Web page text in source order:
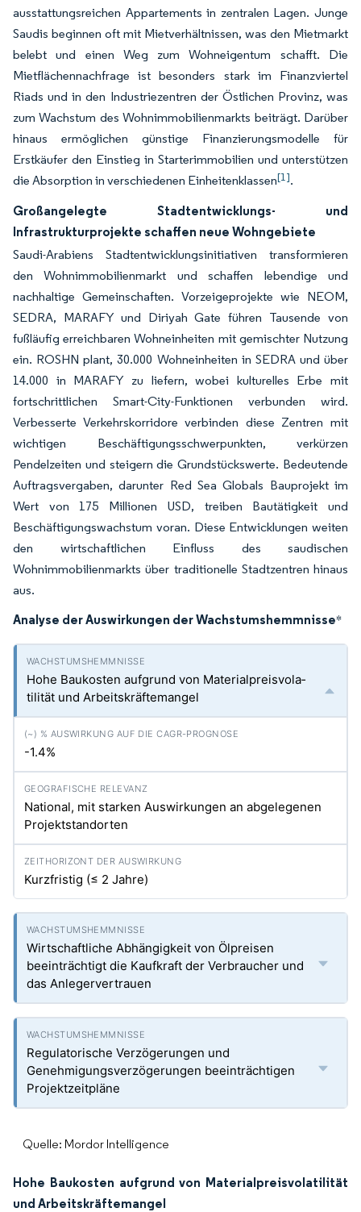
ausstattungsreichen Appartements in zentralen Lagen. Junge
Saudis beginnen oft mit Mietverhältnissen, was den Mietmarkt
belebt und einen Weg zum Wohneigentum schafft. Die
Mietflächennachfrage ist besonders stark im Finanzviertel
Riads und in den Industriezentren der Östlichen Provinz, was
zum Wachstum des Wohnimmobilienmarkts beiträgt. Darüber
hinaus ermöglichen günstige Finanzierungsmodelle für
Erstkäufer den Einstieg in Starterimmobilien und unterstützen
die Absorption in verschiedenen Einheitenklassen[1].
Großangelegte Stadtentwicklungs- und
Infrastrukturprojekte schaffen neue Wohngebiete
Saudi-Arabiens Stadtentwicklungsinitiativen transformieren
den Wohnimmobilienmarkt und schaffen lebendige und
nachhaltige Gemeinschaften. Vorzeigeprojekte wie NEOM,
SEDRA, MARAFY und Diriyah Gate führen Tausende von
fußläufig erreichbaren Wohneinheiten mit gemischter Nutzung
ein. ROSHN plant, 30.000 Wohneinheiten in SEDRA und über
14.000 in MARAFY zu liefern, wobei kulturelles Erbe mit
fortschrittlichen Smart-City-Funktionen verbunden wird.
Verbesserte Verkehrskorridore verbinden diese Zentren mit
wichtigen Beschäftigungsschwerpunkten, verkürzen
Pendelzeiten und steigern die Grundstückswerte. Bedeutende
Auftragsvergaben, darunter Red Sea Globals Bauprojekt im
Wert von 175 Millionen USD, treiben Bautätigkeit und
Beschäftigungswachstum voran. Diese Entwicklungen weiten
den wirtschaftlichen Einfluss des saudischen
Wohnimmobilienmarkts über traditionelle Stadtzentren hinaus
aus.
Analyse der Auswirkungen der Wachstumshemmnisse*
Hohe Baukosten aufgrund von Materialpreisvola­
tilität und Arbeitskräftemangel
-1.4%
National, mit starken Auswirkungen an abgelegenen
Projektstandorten
Kurzfristig (≤ 2 Jahre)
Wirtschaftliche Abhängigkeit von Ölpreisen
beeinträchtigt die Kaufkraft der Verbraucher und
das Anlegervertrauen
Regulatorische Verzögerungen und
Genehmigungsverzögerungen beeinträchtigen
Projektzeitpläne
Quelle: Mordor Intelligence
Hohe Baukosten aufgrund von Materialpreisvolatilität
und Arbeitskräftemangel